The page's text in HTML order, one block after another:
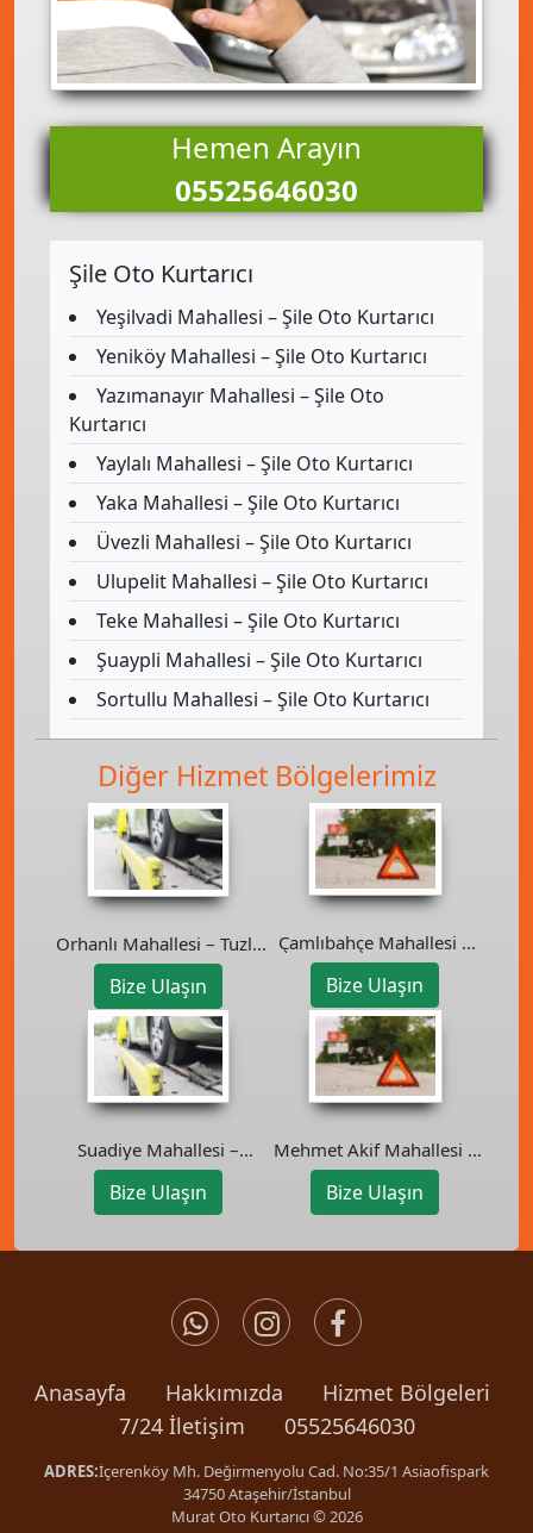
Hemen Arayın
05525646030
Şile Oto Kurtarıcı
Yeşilvadi Mahallesi – Şile Oto Kurtarıcı
Yeniköy Mahallesi – Şile Oto Kurtarıcı
Yazımanayır Mahallesi – Şile Oto
Kurtarıcı
Yaylalı Mahallesi – Şile Oto Kurtarıcı
Yaka Mahallesi – Şile Oto Kurtarıcı
Üvezli Mahallesi – Şile Oto Kurtarıcı
Ulupelit Mahallesi – Şile Oto Kurtarıcı
Teke Mahallesi – Şile Oto Kurtarıcı
Şuaypli Mahallesi – Şile Oto Kurtarıcı
Sortullu Mahallesi – Şile Oto Kurtarıcı
Diğer Hizmet Bölgelerimiz
Orhanlı Mahallesi – Tuzla
Oto Kurtarıcı
Bize Ulaşın
Çamlıbahçe Mahallesi –
Beykoz Oto Kurtarıcı
Bize Ulaşın
Suadiye Mahallesi –
Kadıköy Oto Kurtarıcı
Bize Ulaşın
Mehmet Akif Mahallesi –
Ümraniye Oto Kurtarıcı
Bize Ulaşın
Anasayfa Hakkımızda
Hizmet Bölgeleri
7/24 İletişim
05525646030
ADRES:İçerenköy Mh. Değirmenyolu Cad. No:35/1 Asiaofispark
34750 Ataşehir/İstanbul
Murat Oto Kurtarıcı © 2026